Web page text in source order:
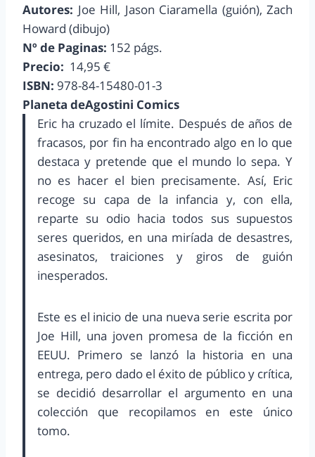
Autores: Joe Hill, Jason Ciaramella (guión), Zach
Howard (dibujo)
Nº de Paginas: 152 págs.
Precio: 14,95 €
ISBN: 978-84-15480-01-3
Planeta deAgostini Comics
Eric ha cruzado el límite. Después de años de
fracasos, por fin ha encontrado algo en lo que
destaca y pretende que el mundo lo sepa. Y
no es hacer el bien precisamente. Así, Eric
recoge su capa de la infancia y, con ella,
reparte su odio hacia todos sus supuestos
seres queridos, en una miríada de desastres,
asesinatos, traiciones y giros de guión
inesperados.
Este es el inicio de una nueva serie escrita por
Joe Hill, una joven promesa de la ficción en
EEUU. Primero se lanzó la historia en una
entrega, pero dado el éxito de público y crítica,
se decidió desarrollar el argumento en una
colección que recopilamos en este único
tomo.